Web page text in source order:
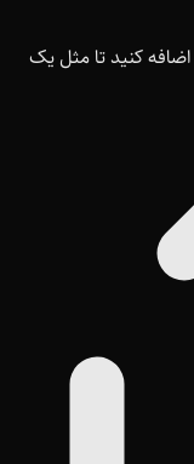
کنید تا مثل یک